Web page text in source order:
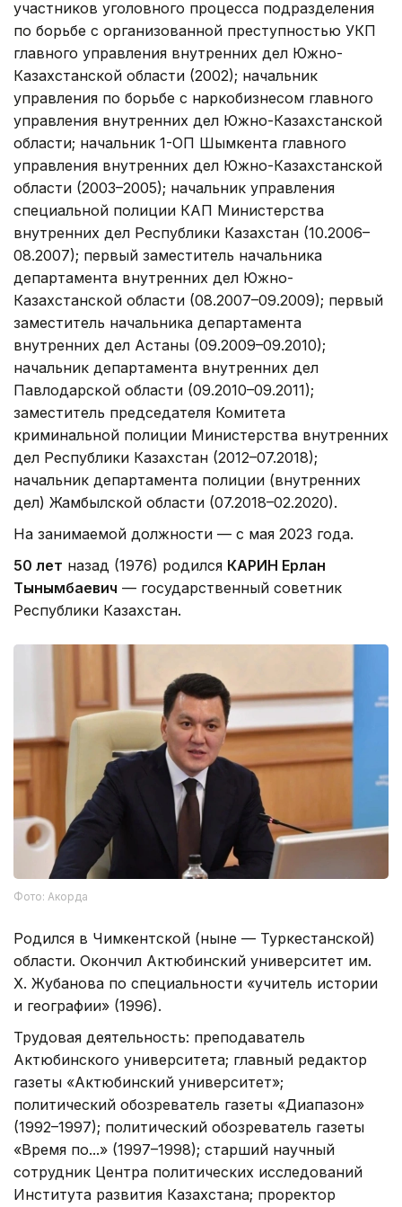
участников уголовного процесса подразделения
по борьбе с организованной преступностью УКП
главного управления внутренних дел Южно-
Казахстанской области (2002); начальник
управления по борьбе с наркобизнесом главного
управления внутренних дел Южно-Казахстанской
области; начальник 1-ОП Шымкента главного
управления внутренних дел Южно-Казахстанской
области (2003–2005); начальник управления
специальной полиции КАП Министерства
внутренних дел Республики Казахстан (10.2006–
08.2007); первый заместитель начальника
департамента внутренних дел Южно-
Казахстанской области (08.2007–09.2009); первый
заместитель начальника департамента
внутренних дел Астаны (09.2009–09.2010);
начальник департамента внутренних дел
Павлодарской области (09.2010–09.2011);
заместитель председателя Комитета
криминальной полиции Министерства внутренних
дел Республики Казахстан (2012–07.2018);
начальник департамента полиции (внутренних
дел) Жамбылской области (07.2018–02.2020).
На занимаемой должности — с мая 2023 года.
50 лет назад (1976) родился КАРИН Ерлан
Тынымбаевич — государственный советник
Республики Казахстан.
Фото: Акорда
Родился в Чимкентской (ныне — Туркестанской)
области. Окончил Актюбинский университет им.
Х. Жубанова по специальности «учитель истории
и географии» (1996).
Трудовая деятельность: преподаватель
Актюбинского университета; главный редактор
газеты «Актюбинский университет»;
политический обозреватель газеты «Диапазон»
(1992–1997); политический обозреватель газеты
«Время по...» (1997–1998); старший научный
сотрудник Центра политических исследований
Института развития Казахстана; проректор